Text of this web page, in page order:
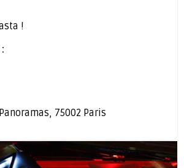
!
75002 Paris